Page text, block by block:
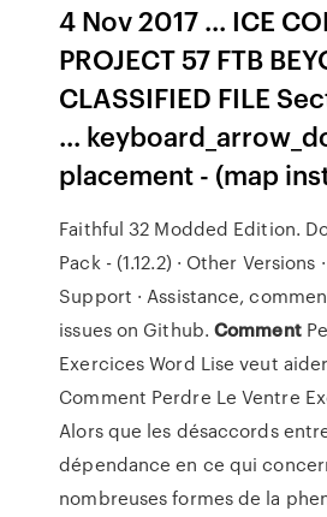
4 Nov 2017 ... ICE
PROJECT 57 FTB
CLASSIFIED FILE
...
placement - (map
Faithful 32 Modded Edition.
Pack - (1.12.2) · Other
Support · Assistance,
issues on Github.Comment
Exercices Word Lise veut
Comment Perdre Le Ventre
Alors que les désaccords
dépendance en ce qui
nombreuses formes de la